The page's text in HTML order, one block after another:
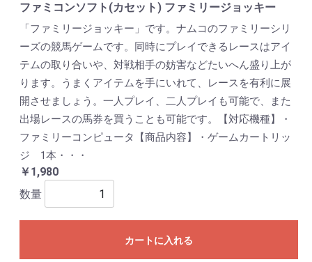
ファミコンソフト(カセット) ファミリージョッキー
「ファミリージョッキー」です。ナムコのファミリーシリ
ーズの競馬ゲームです。同時にプレイできるレースはアイ
テムの取り合いや、対戦相手の妨害などたいへん盛り上が
ります。うまくアイテムを手にいれて、レースを有利に展
開させましょう。一人プレイ、二人プレイも可能で、また
出場レースの馬券を買うことも可能です。【対応機種】・
ファミリーコンピュータ【商品内容】・ゲームカートリッ
ジ 1本・・・
￥1,980
数量
カートに入れる